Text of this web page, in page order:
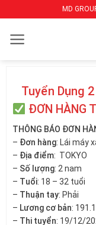
qua
nội
MD
Tuyển Dụng
ĐƠN HÀNG
THÔNG BÁO ĐƠN
– Đơn hàng: Lái máy
– Địa điểm: TOKYO
– Số lượng: 2 nam
– Tuổi: 18 – 32 tuổi
– Thuận tay: Phải
– Lương cơ bản:
– Thi tuyển: 19/12/